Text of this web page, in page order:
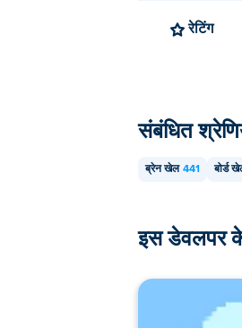
रेटिंग
संबंधित
ब्रेन खेल 441 बोर्ड
इस डेवलपर